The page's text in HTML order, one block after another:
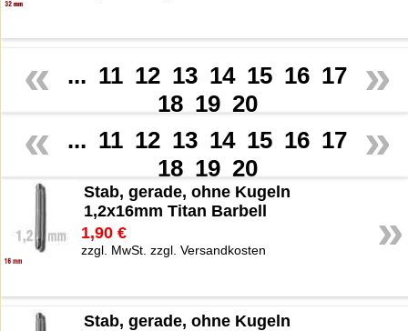
« »
... 11 12 13 14 15 16 17
18 19 20
« »
... 11 12 13 14 15 16 17
18 19 20
»
Stab, gerade, ohne Kugeln
1,2x16mm Titan Barbell
1,90 €
zzgl. MwSt. zzgl. Versandkosten
Stab, gerade, ohne Kugeln